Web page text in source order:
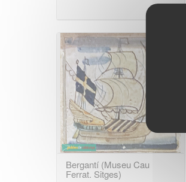
Bergantí (Museu Cau
Ferrat. Sitges)